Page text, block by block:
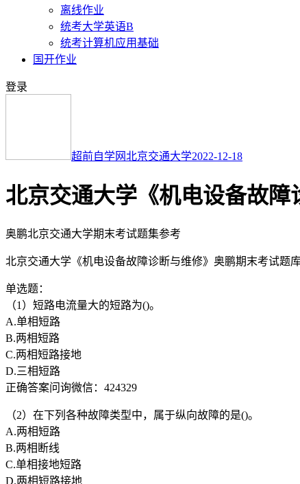
离线作业
统考大学英语B
统考计算机应用基础
国开作业
登录
超前自学网北京交通大学2022-12-18
北京交通大学《机电设备故
奥鹏北京交通大学期末考试题集参考
北京交通大学《机电设备故障诊断与维修》奥鹏期末考试题
单选题：
（1）短路电流量大的短路为()。
A.单相短路
B.两相短路
C.两相短路接地
D.三相短路
正确答案问询微信：424329
（2）在下列各种故障类型中，属于纵向故障的是()。
A.两相短路
B.两相断线
C.单相接地短路
D.两相短路接地